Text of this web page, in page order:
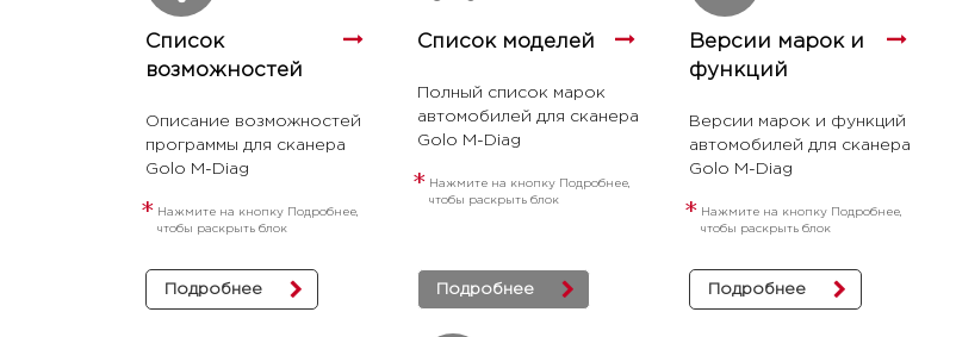
Список
возможностей
Описание возможностей
программы для сканера
Golo M-Diag
* Нажмите на кнопку Подробнее,
чтобы раскрыть блок
Подробнее
Список моделей
Полный список марок
автомобилей для сканера
Golo M-Diag
* Нажмите на кнопку Подробнее,
чтобы раскрыть блок
Подробнее
Версии марок и
функций
Версии марок и функций
автомобилей для сканера
Golo M-Diag
* Нажмите на кнопку Подробнее,
чтобы раскрыть блок
Подробнее